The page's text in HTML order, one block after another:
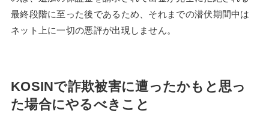
最終段階に至った後であるため、それまでの潜伏期間中は
ネット上に一切の悪評が出現しません。
KOSINで詐欺被害に遭ったかもと思っ
た場合にやるべきこと